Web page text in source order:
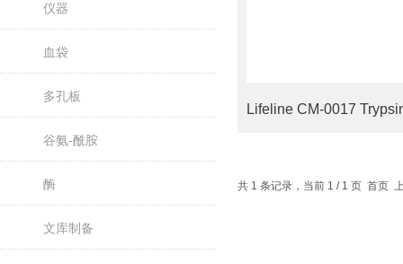
仪器
血袋
多孔板
谷氨-酰胺
酶
文库制备
共 1 条记录，当前 1 / 1 页 首页